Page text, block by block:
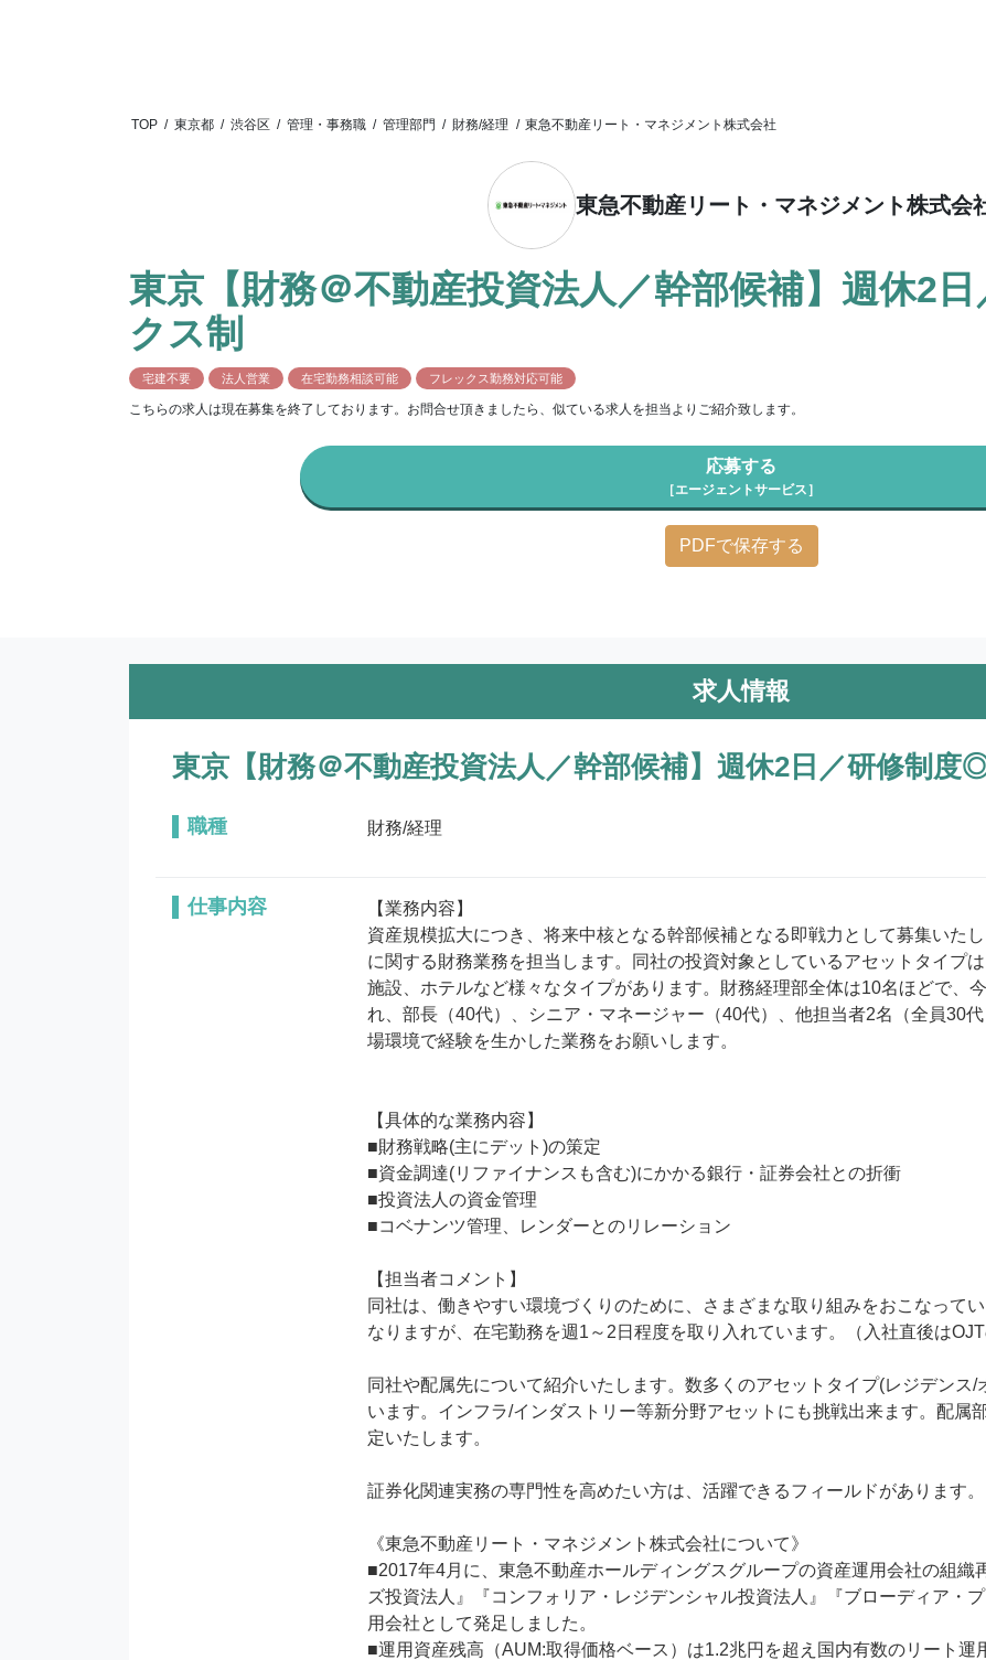
TOP / 東京都 / 渋谷区 / 管理・事務職 / 管理部門 / 財務/経理 / 東急不動産リート・マネジメント株式会社
東急不動産リート・マネジメント株式会
東京【財務＠不動産投資法人／幹部候補】週休2
クス制
宅建不要 法人営業 在宅勤務相談可能 フレックス勤務対応可能
こちらの求人は現在募集を終了しております。お問合せ頂きましたら、似ている求人を担当よりご紹介致します。
応募する
［エージェントサービス］
PDFで保存する
求人情報
東京【財務＠不動産投資法人／幹部候補】週休2日／研修制度
職種 財務/経理
仕事内容
【業務内容】
資産規模拡大につき、将来中核となる幹部候補となる即戦力として募集いた
に関する財務業務を担当します。同社の投資対象としているアセットタイプ
施設、ホテルなど様々なタイプがあります。財務経理部全体は10名ほどで、
れ、部長（40代）、シニア・マネージャー（40代）、他担当者2名（全員30
場環境で経験を生かした業務をお願いします。
【具体的な業務内容】
■財務戦略(主にデット)の策定
■資金調達(リファイナンスも含む)にかかる銀行・証券会社との折衝
■投資法人の資金管理
■コベナンツ管理、レンダーとのリレーション
【担当者コメント】
同社は、働きやすい環境づくりのために、さまざまな取り組みをおこなって
なりますが、在宅勤務を週1～2日程度を取り入れています。（入社直後は
同社や配属先について紹介いたします。数多くのアセットタイプ(レジデンス
います。インフラ/インダストリー等新分野アセットにも挑戦出来ます。配属
定いたします。
証券化関連実務の専門性を高めたい方は、活躍できるフィールドがあります。
《東急不動産リート・マネジメント株式会社について》
■2017年4月に、東急不動産ホールディングスグループの資産運用会社の組織
ズ投資法人』『コンフォリア・レジデンシャル投資法人』『ブローディア・
用会社として発足しました。
■運用資産残高（AUM:取得価格ベース）は1.2兆円を超え国内有数のリート運